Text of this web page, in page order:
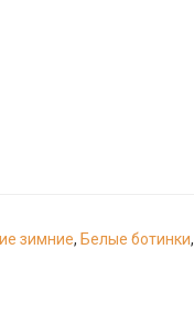
зимние, Белые ботинки,